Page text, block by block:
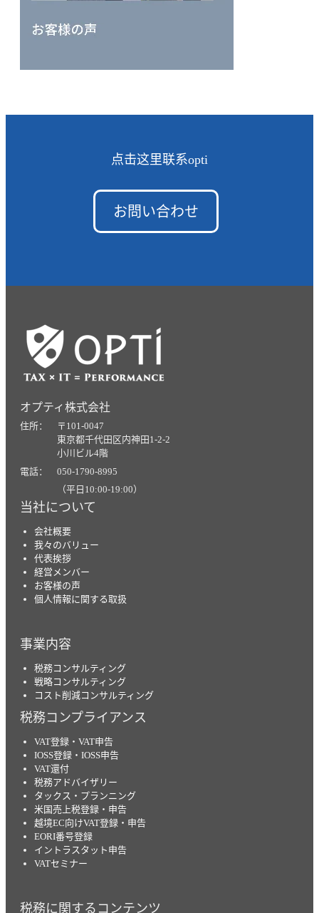
点击这里联系opti
お問い合わせ
オプティ株式会社
住所： 〒101-0047
東京都千代田区内神田1-2-2
小川ビル4階
電話： 050-1790-8995
（平日10:00-19:00）
当社について
会社概要
我々のバリュー
代表挨拶
経営メンバー
お客様の声
個人情報に関する取扱
事業内容
税務コンサルティング
戦略コンサルティング
コスト削減コンサルティング
税務コンプライアンス
VAT登録・VAT申告
IOSS登録・IOSS申告
VAT還付
税務アドバイザリー
タックス・プランニング
米国売上税登録・申告
越境EC向けVAT登録・申告
EORI番号登録
イントラスタット申告
VATセミナー
税務に関するコンテンツ